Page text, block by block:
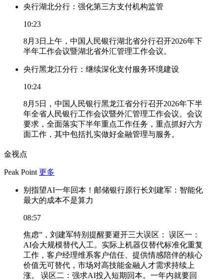
央行湖北分行：强化第三方支付机构监管
10:23
8月3日上午，中国人民银行湖北省分行召开2026年下
半年工作会议暨湖北省外汇管理工作会议。
央行黑龙江分行：继续深化支付服务环境建设
10:24
8月5日，中国人民银行黑龙江省分行召开2026年下半
年全省人民银行工作会议暨外汇管理工作会议。会议
要求，全面落实下半年重点工作任务，重点抓好六方
面工作，其中包括扎实做好金融管理与服务。
金视点
Peak Point 更多
别指望AI一年回本！邮储银行原行长刘建军：智能化
最大的成本不是算力
08:57
焦虑”，刘建军特别提醒要避开三大误区： 误区一：
AI会大规模替代人工。实际上机器仅替代标准化重复
工作，客户经理维系客户信任、提供情感陪伴的核心
价值无可替代，市场对高技能金融人才需求持续上
涨。 误区二：强求AI投入短期回本。一年内就要回